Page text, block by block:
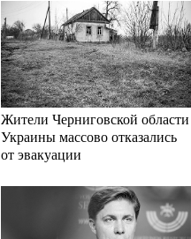
Жители Черниговской области
Украины массово отказались
от эвакуации